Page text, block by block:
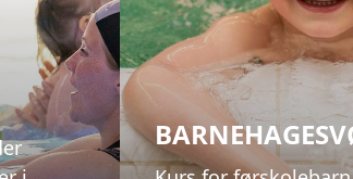
Våre kurs for